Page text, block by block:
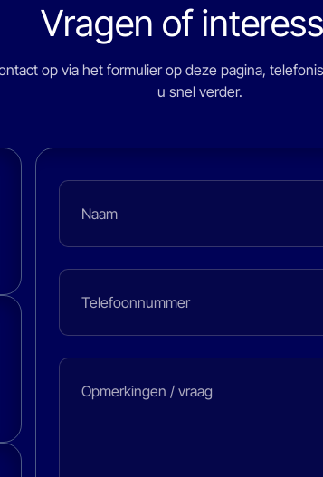
Vragen of
op via het formulier op deze pagina,
u snel verder.